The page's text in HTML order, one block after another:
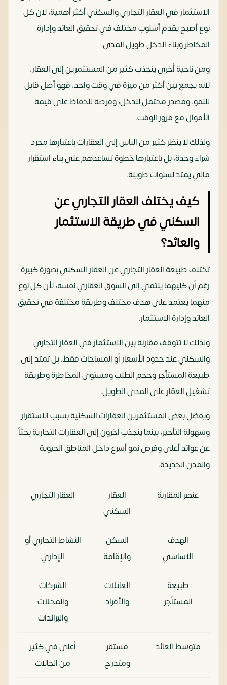
الاستثمار في العقار التجاري والسكني أكثر أهمية، لأن كل
نوع أصبح يقدم أسلوب مختلف في تحقيق العائد وإدارة
المخاطر وبناء الدخل طويل المدى.
ومن ناحية أخرى ينجذب كثير من المستثمرين إلى العقار،
لأنه يجمع بين أكثر من ميزة في وقت واحد، فهو أصل قابل
للنمو، ومصدر محتمل للدخل، وفرصة للحفاظ على قيمة
الأموال مع مرور الوقت.
ولذلك لا ينظر كثير من الناس إلى العقارات باعتبارها مجرد
شراء وحدة، بل باعتبارها خطوة تساعدهم على بناء استقرار
مالي يمتد لسنوات طويلة.
كيف يختلف العقار التجاري عن
السكني في طريقة الاستثمار
والعائد؟
تختلف طبيعة العقار التجاري عن العقار السكني بصورة كبيرة
رغم أن كليهما ينتمي إلى السوق العقاري نفسه، لأن كل نوع
منهما يعتمد على هدف مختلف وطريقة مختلفة في تحقيق
العائد وإدارة الاستثمار.
ولذلك لا تتوقف مقارنة بين الاستثمار في العقار التجاري
والسكني عند حدود الأسعار أو المساحات فقط، بل تمتد إلى
طبيعة المستأجر وحجم الطلب ومستوى المخاطرة وطريقة
تشغيل العقار على المدى الطويل.
ويفضل بعض المستثمرين العقارات السكنية بسبب الاستقرار
وسهولة التأجير، بينما ينجذب آخرون إلى العقارات التجارية بحثاً
عن عوائد أعلى وفرص نمو أسرع داخل المناطق الحيوية
والمدن الجديدة.
عنصر المقارنة
العقار
السكني
العقار التجاري
الهدف
الأساسي
السكن
والإقامة
النشاط التجاري أو
الإداري
طبيعة
المستأجر
العائلات
والأفراد
الشركات
والمحلات
والبراندات
متوسط العائد
مستقر
ومتدرج
أعلى في كثير
من الحالات